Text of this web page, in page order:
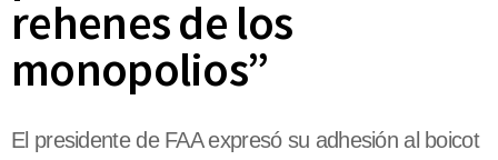
rehenes de los
monopolios”
El presidente de FAA expresó su adhesión al boicot